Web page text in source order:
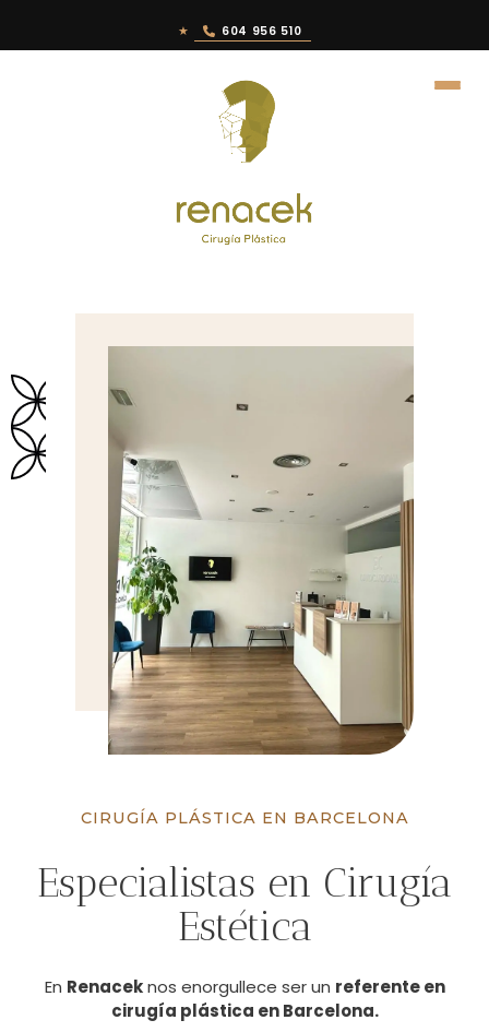
★ 604 956 510
CIRUGÍA PLÁSTICA EN BARCELONA
Especialistas en Cirugía
Estética
En Renaceknos enorgullece ser un referente en
cirugía plástica en Barcelona.